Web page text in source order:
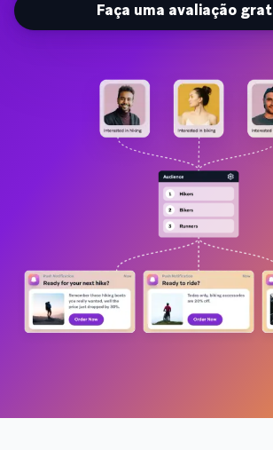
Faça uma avaliação